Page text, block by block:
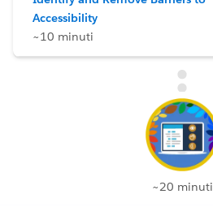
Accessibility
~10 minuti
~20 minuti